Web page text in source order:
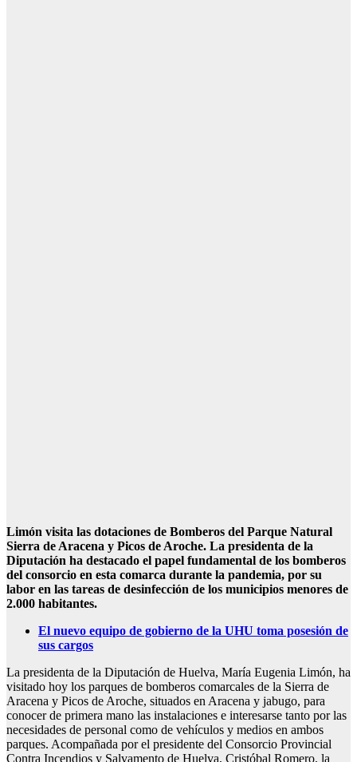
Limón visita las dotaciones de Bomberos del Parque Natural
Sierra de Aracena y Picos de Aroche. La presidenta de la
Diputación ha destacado el papel fundamental de los bomberos
del consorcio en esta comarca durante la pandemia, por su
labor en las tareas de desinfección de los municipios menores de
2.000 habitantes.
El nuevo equipo de gobierno de la UHU toma posesión de
sus cargos
La presidenta de la Diputación de Huelva, María Eugenia Limón, ha
visitado hoy los parques de bomberos comarcales de la Sierra de
Aracena y Picos de Aroche, situados en Aracena y jabugo, para
conocer de primera mano las instalaciones e interesarse tanto por las
necesidades de personal como de vehículos y medios en ambos
parques. Acompañada por el presidente del Consorcio Provincial
Contra Incendios y Salvamento de Huelva, Cristóbal Romero, la